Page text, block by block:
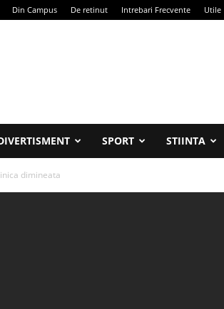
Din Campus De retinut Intrebari Frecvente Utile
SPORT STIINTA
dimineata